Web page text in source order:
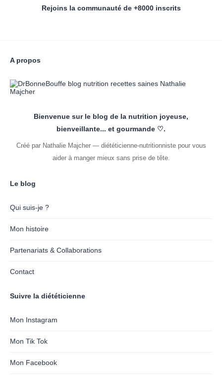
Rejoins la communauté de +8000 inscrits
A propos
Bienvenue sur le blog de la nutrition joyeuse,
bienveillante... et gourmande ♡.
Créé par Nathalie Majcher — diététicienne-nutritionniste pour vous
aider à manger mieux sans prise de tête.
Le blog
Qui suis-je ?
Mon histoire
Partenariats & Collaborations
Contact
Suivre la diététicienne
Mon Instagram
Mon Tik Tok
Mon Facebook